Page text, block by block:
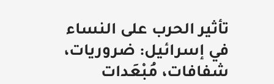
تأثير الحرب على النساء
في إسرائيل: ضروريات،
شفافات، مُبْعَدات